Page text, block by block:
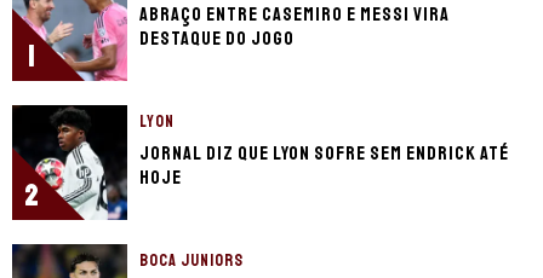
1
Abraço entre Casemiro e Messi vira
destaque do jogo
2
LYON
Jornal diz que Lyon sofre sem Endrick até
hoje
BOCA JUNIORS